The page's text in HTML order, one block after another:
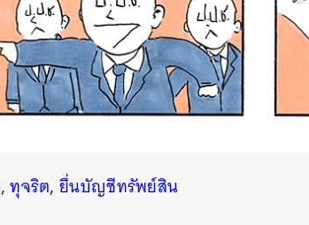
,ทุจริต,ยื่นบัญชีทรัพย์สิน